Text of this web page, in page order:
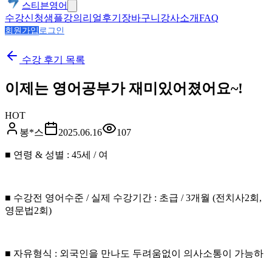
스티븐영어
수강신청샘플강의 리얼후기 장바구니 강사소개FAQ
회원가입 로그인
수강 후기 목록
이제는 영어공부가 재미있어졌어요~!
HOT
봉*스
2025.06.16 107
■ 연령 & 성별 : 45세 / 여
■ 수강전 영어수준 / 실제 수강기간 : 초급 / 3개월 (전치사2회,
영문법2회)
■ 자유형식 : 외국인을 만나도 두려움없이 의사소통이 가능하